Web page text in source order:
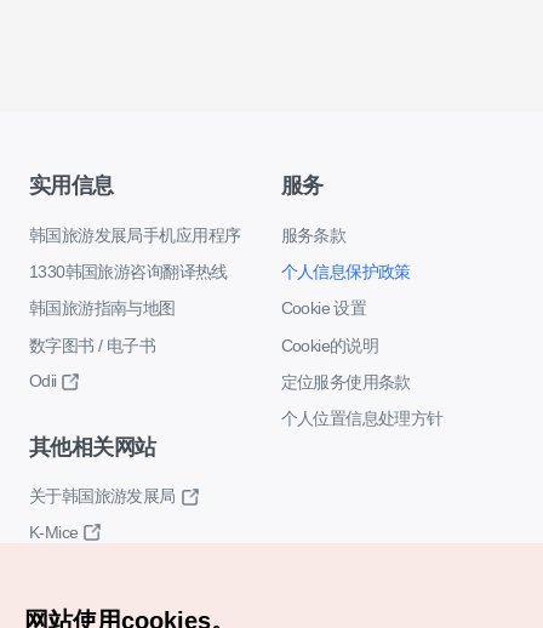
实用信息
韩国旅游发展局手机应用程序
1330韩国旅游咨询翻译热线
韩国旅游指南与地图
数字图书 / 电子书
Odii
服务
服务条款
个人信息保护政策
Cookie 设置
Cookie的说明
定位服务使用条款
个人位置信息处理方针
其他相关网站
关于韩国旅游发展局
K-Mice
网站使用cookies。